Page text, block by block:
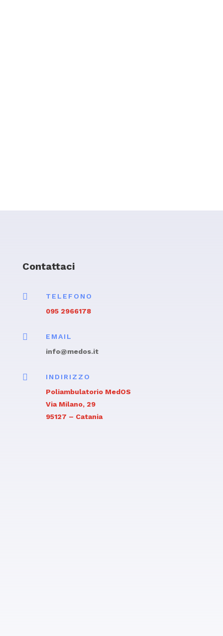
Contattaci

TELEFONO
095 2966178

EMAIL
info@medos.it

INDIRIZZO
Poliambulatorio MedOS
Via Milano, 29
95127 – Catania